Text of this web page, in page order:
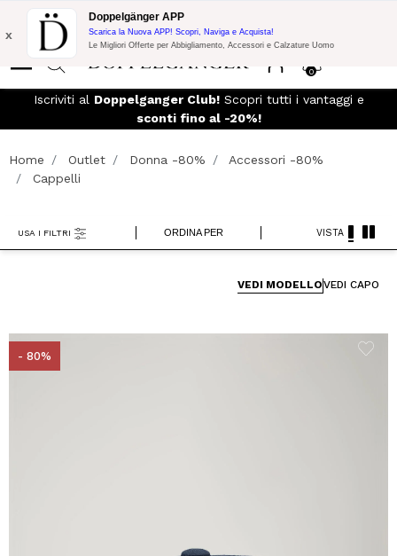
Promo Flash:
10% di Extra Sconto su 300€ di Acquisto con codice:
DOPPEL300
0
x
Doppelgänger APP
Scarica la Nuova APP! Scopri, Naviga e Acquista!
Le Migliori Offerte per Abbigliamento, Accessori e Calzature Uomo
Iscriviti al Doppelganger Club!Scopri tutti i vantaggi e
sconti fino al -20%!
Home Outlet Donna -80%
Accessori -80%
Cappelli
ORDINA PER
USA I FILTRI VISTA
VEDI MODELLOVEDI CAPO
- 80%